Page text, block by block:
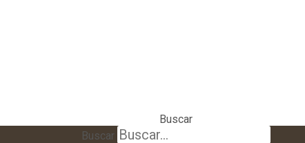
Buscar
Buscar